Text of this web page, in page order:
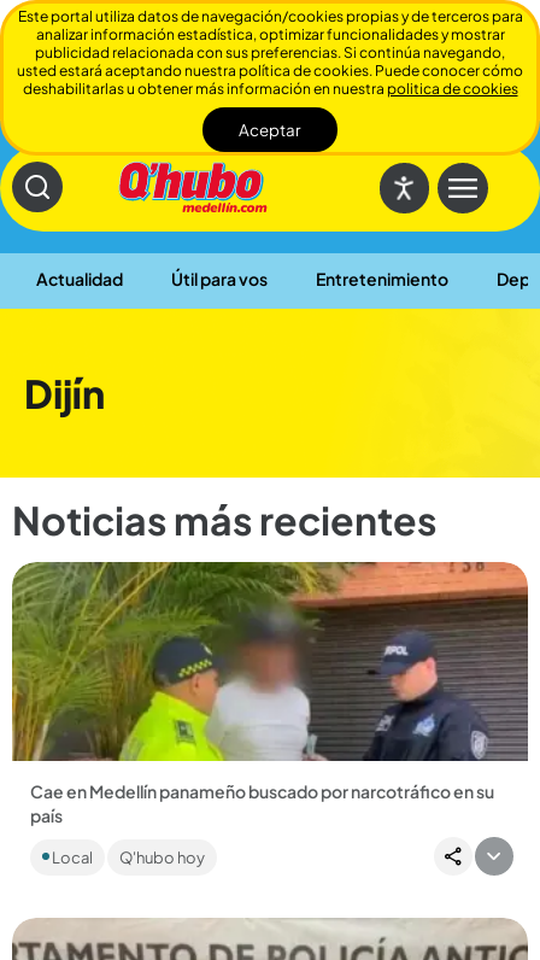
Actualidad Útil para vos Entretenimiento
Cerrar
Dijín
Noticias más recientes
Cae en Medellín panameño buscado por narcotráfico en su
país
Ismael Abdiel González Pomares fue ubicado y retenido por
la Dijín en Laureles. Tenía notificación roja de Interpol. ...
Local Q'hubo hoy
Este portal utiliza datos de navegación/cookies propias y de terceros para
analizar información estadística, optimizar funcionalidades y mostrar
publicidad relacionada con sus preferencias. Si continúa navegando,
usted estará aceptando nuestra política de cookies. Puede conocer cómo
deshabilitarlas u obtener más información en nuestra politica de cookies
Aceptar